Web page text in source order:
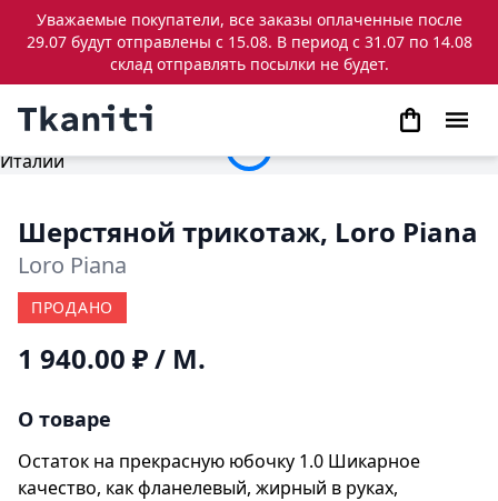
Уважаемые покупатели, все заказы оплаченные после
29.07 будут отправлены с 15.08. В период с 31.07 по 14.08
склад отправлять посылки не будет.
Шерстяной трикотаж, Loro Piana
Loro Piana
ПРОДАНО
1 940.00 ₽/ М.
О товаре
Остаток на прекрасную юбочку 1.0 Шикарное
качество, как фланелевый, жирный в руках,